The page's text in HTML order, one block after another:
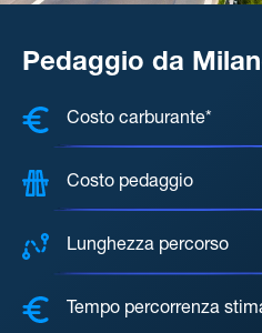
Pedaggio da
COSTI,
Costo carburante*
Costo pedaggio
Lunghezza percorso
Tempo percorrenza